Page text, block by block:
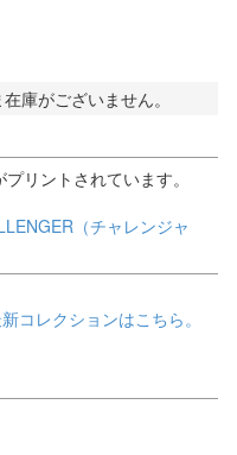
庫がございません。
リントされています。
（チャレンジャ
コレクションはこちら。